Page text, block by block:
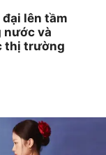
lên tầm
nước và
thị trường